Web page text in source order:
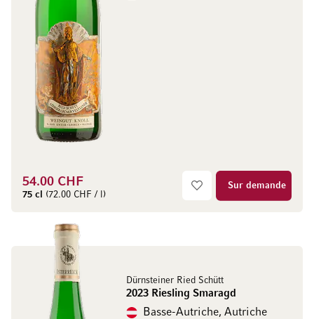
54.00 CHF
75 cl (72.00 CHF / l)
Sur demande
Dürnsteiner Ried Schütt
2023 Riesling Smaragd
Basse-Autriche, Autriche